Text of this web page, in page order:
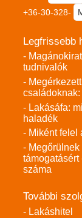
+36-30-328-
Legfrissebb
-
tudnivalók
-
- Lakásáfa:
haladék
- Miként felel
-
száma
További
- Lakáshitel